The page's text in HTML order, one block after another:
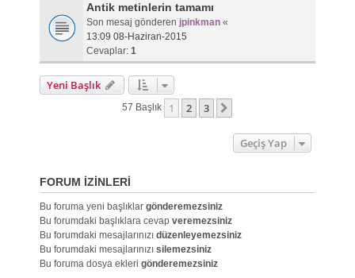
Antik metinlerin tamamı
Son mesaj gönderen jpinkman«
13:09 08-Haziran-2015
Cevaplar: 1
Yeni Başlık
57 Başlık 1 2 3
Geçiş Yap
FORUM IZINLERI
Bu foruma yeni başlıklar gönderemezsiniz
Bu forumdaki başlıklara cevap veremezsiniz
Bu forumdaki mesajlarınızı düzenleyemezsiniz
Bu forumdaki mesajlarınızı silemezsiniz
Bu foruma dosya ekleri gönderemezsiniz